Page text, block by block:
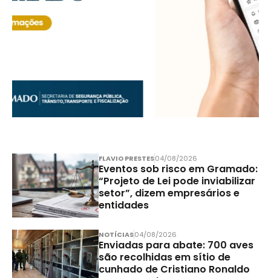
FLAVIO PRESTES04/08/2026
Eventos sob risco em Gramado:
“Projeto de Lei pode inviabilizar
setor”, dizem empresários e
entidades
NOTÍCIAS04/08/2026
Enviadas para abate: 700 aves
são recolhidas em sítio de
cunhado de Cristiano Ronaldo